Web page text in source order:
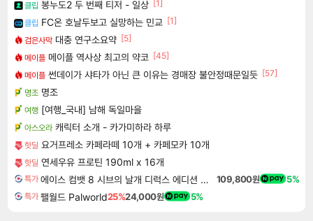
클립 봉누도2 두 번째 티저 - 일상 [1]
클립 FC온 호날두보고 실망하는 민교 [1]
검은사막 대충 연구소요약 [5]
메이플 메이플 역사상 최고의 약코 [45]
메이플 썬데이가 샤타가 아닌 큰 이유는 경매장 불안정때문일듯 [57]
명조 명조
여행 [여행_국내] 남해 독일마을
아스오라 캐릭터 소개 - 카가미하라 하루
핫딜 요거프레소 카페라떼 10개 + 카페모카 10개
핫딜 연세우유 프로틴 190ml x 16개
특가 에이스 컴뱃 8 시브의 날개 디럭스 에디션 예약구매 ACE COMBAT 8 WINGS OF THEVE Deluxe Edition 109,800원 5%
특가 팰월드 Palworld25%24,000원 5%